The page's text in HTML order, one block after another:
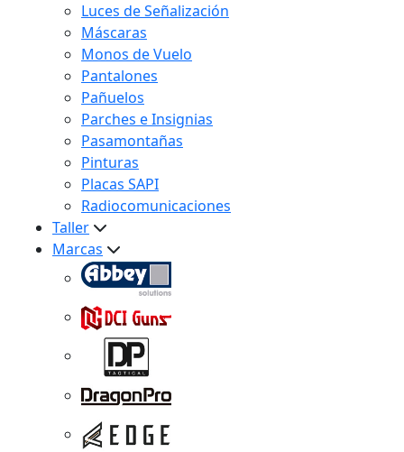
Luces de Señalización
Máscaras
Monos de Vuelo
Pantalones
Pañuelos
Parches e Insignias
Pasamontañas
Pinturas
Placas SAPI
Radiocomunicaciones
Taller
Marcas